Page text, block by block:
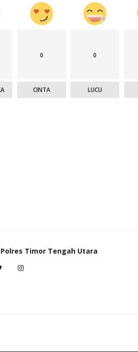
0
CINTA
0
LUCU
Timor Tengah Utara